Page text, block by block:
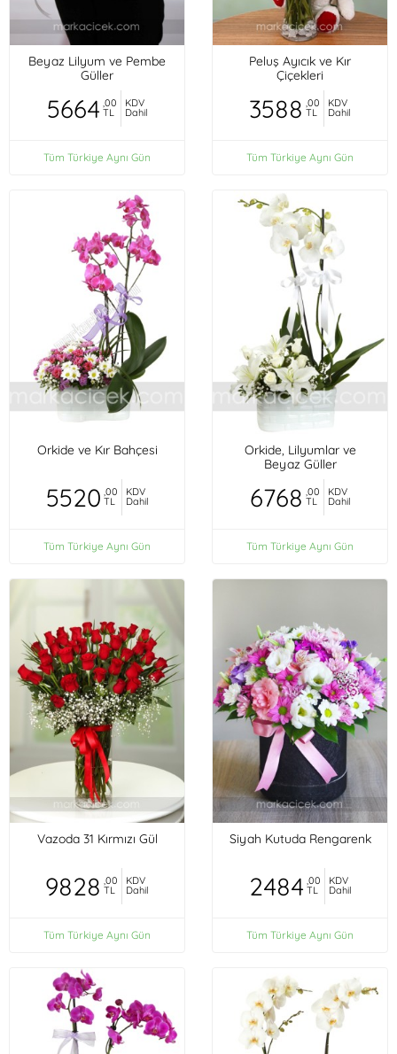
Beyaz Lilyum ve Pembe
Güller
5664 ,00
TL
KDV
Dahil
Tüm Türkiye Aynı Gün
Peluş Ayıcık ve Kır
Çiçekleri
3588 ,00
TL
KDV
Dahil
Tüm Türkiye Aynı Gün
Orkide ve Kır Bahçesi
5520 ,00
TL
KDV
Dahil
Tüm Türkiye Aynı Gün
Orkide, Lilyumlar ve
Beyaz Güller
6768 ,00
TL
KDV
Dahil
Tüm Türkiye Aynı Gün
Vazoda 31 Kırmızı Gül
9828 ,00
TL
KDV
Dahil
Tüm Türkiye Aynı Gün
Siyah Kutuda Rengarenk
2484 ,00
TL
KDV
Dahil
Tüm Türkiye Aynı Gün